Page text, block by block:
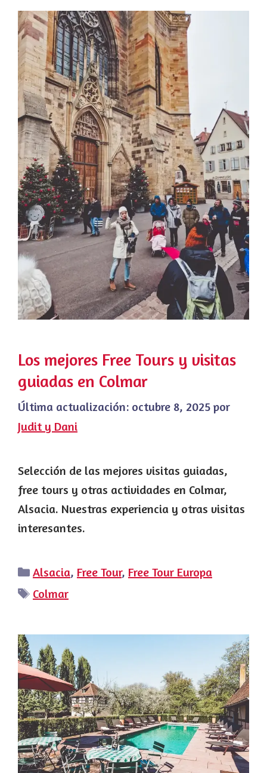
Los mejores Free Tours y visitas
guiadas en Colmar
Última actualización: octubre 8, 2025 por
Judit y Dani
Selección de las mejores visitas guiadas,
free tours y otras actividades en Colmar,
Alsacia. Nuestras experiencia y otras visitas
interesantes.
Categorías
Alsacia, Free Tour, Free Tour Europa
Etiquetas
Colmar